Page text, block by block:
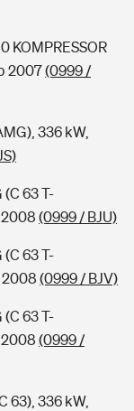
KOMPRESSOR
2007(0999 /
336 kW,
63 T-
2008 (0999 / BJU)
63 T-
2008 (0999 / BJV)
63 T-
2008 (0999 /
63), 336 kW,